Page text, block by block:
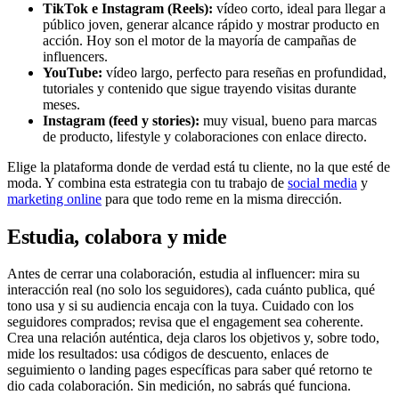
TikTok e Instagram (Reels): vídeo corto, ideal para llegar a
público joven, generar alcance rápido y mostrar producto en
acción. Hoy son el motor de la mayoría de campañas de
influencers.
YouTube: vídeo largo, perfecto para reseñas en profundidad,
tutoriales y contenido que sigue trayendo visitas durante
meses.
Instagram (feed y stories): muy visual, bueno para marcas
de producto, lifestyle y colaboraciones con enlace directo.
Elige la plataforma donde de verdad está tu cliente, no la que esté de
moda. Y combina esta estrategia con tu trabajo de social media y
marketing online para que todo reme en la misma dirección.
Estudia, colabora y mide
Antes de cerrar una colaboración, estudia al influencer: mira su
interacción real (no solo los seguidores), cada cuánto publica, qué
tono usa y si su audiencia encaja con la tuya. Cuidado con los
seguidores comprados; revisa que el engagement sea coherente.
Crea una relación auténtica, deja claros los objetivos y, sobre todo,
mide los resultados: usa códigos de descuento, enlaces de
seguimiento o landing pages específicas para saber qué retorno te
dio cada colaboración. Sin medición, no sabrás qué funciona.